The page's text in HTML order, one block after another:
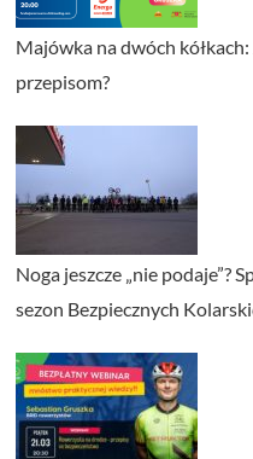
Majówka na dwóch
przepisom?
Noga jeszcze „nie podaje”?
sezon Bezpiecznych